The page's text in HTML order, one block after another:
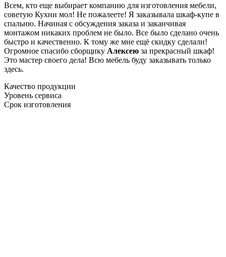
Всем, кто еще выбирает компанию для изготовления мебели,
советую Кухни мол! Не пожалеете! Я заказывала шкаф-купе в
спальню. Начиная с обсуждения заказа и заканчивая
монтажом никаких проблем не было. Все было сделано очень
быстро и качественно. К тому же мне ещё скидку сделали!
Огромное спасибо сборщику Алексею за прекрасный шкаф!
Это мастер своего дела! Всю мебель буду заказывать только
здесь.
Качество продукции
Уровень сервиса
Срок изготовления